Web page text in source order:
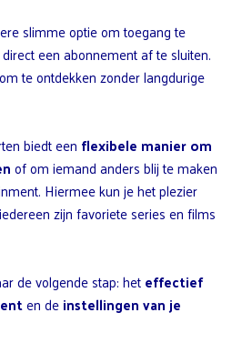
slimme optie om toegang te
een abonnement af te sluiten.
te ontdekken zonder langdurige
biedt een flexibele manier om
of om iemand anders blij te maken
Hiermee kun je het plezier
zijn favoriete series en films
de volgende stap: heteffectief
en deinstellingen van je